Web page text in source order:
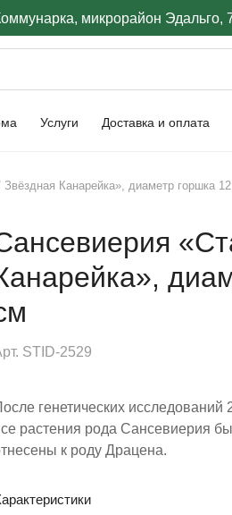
микрорайон Эдальго,
Услуги Доставка и оплата
Канарейка», диаметр горшка
STID-2529
генетических исследований
растения рода Сансевиерия
к роду Драцена.